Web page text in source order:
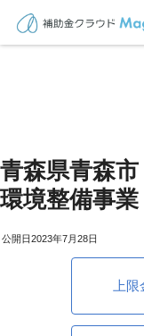
青森県青森
環境整備事業
2023年7月28日
上